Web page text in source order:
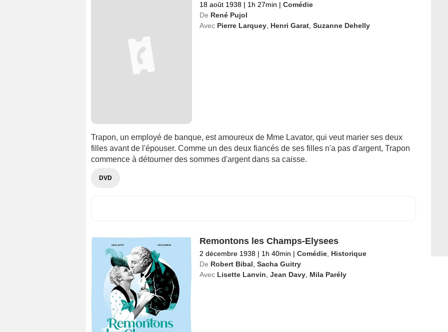
18 août 1938 | 1h 27min | Comédie
De René Pujol
Avec Pierre Larquey, Henri Garat, Suzanne Dehelly
Trapon, un employé de banque, est amoureux de Mme Lavator, qui veut marier ses deux
filles avant de l'épouser. Comme un des deux fiancés de ses filles n'a pas d'argent, Trapon
commence à détourner des sommes d'argent dans sa caisse.
DVD
Remontons les Champs-Elysees
2 décembre 1938 | 1h 40min | Comédie, Historique
De Robert Bibal Sacha Guitry
Avec Lisette Lanvin Jean Davy, Mila Parély